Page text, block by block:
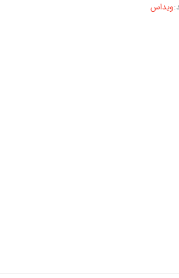
ویداس